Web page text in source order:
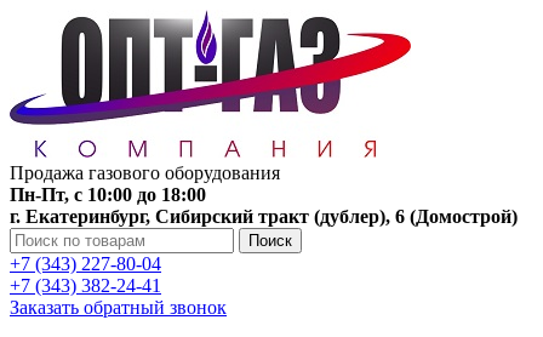
Продажа газового оборудования
Пн-Пт, с 10:00 до 18:00
г. Екатеринбург, Сибирский тракт (дублер), 6 (Домострой)
Поиск
+7 (343) 227-80-04
+7 (343) 382-24-41
Заказать обратный звонок